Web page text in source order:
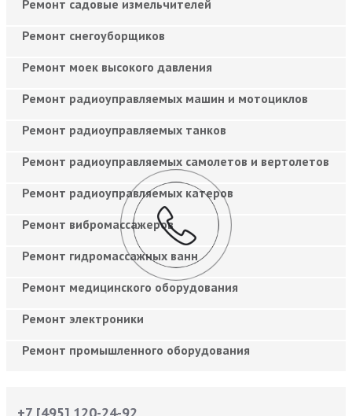
Ремонт садовые измельчителей
Ремонт снегоуборщиков
Ремонт моек высокого давления
Ремонт радиоуправляемых машин и мотоциклов
Ремонт радиоуправляемых танков
Ремонт радиоуправляемых самолетов и вертолетов
Ремонт радиоуправляемых катеров
Ремонт вибромассажеров
Ремонт гидромассажных ванн
Ремонт медицинского оборудования
Ремонт электроники
Ремонт промышленного оборудования